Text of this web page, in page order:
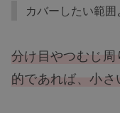
カバーしたい範
分け目やつむじ
的であれば、小